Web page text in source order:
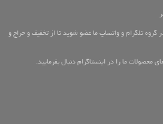
تلگرام و واتساپ ما عضو شوید تا از تخفیف و حراج و
ما را در اینستاگرام دنبال بفرمایید.